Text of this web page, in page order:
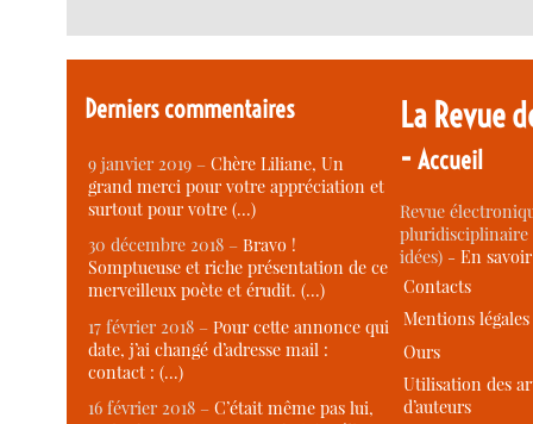
Derniers commentaires
9 janvier 2019 –Chère Liliane, Un
grand merci pour votre appréciation et
surtout pour votre (…)
30 décembre 2018 –Bravo !
Somptueuse et riche présentation de ce
merveilleux poète et érudit. (…)
17 février 2018 –Pour cette annonce qui
date, j’ai changé d’adresse mail :
contact : (…)
16 février 2018 –C’était même pas lui,
La Revue
-Accueil
Revue
idées) -En
Contacts
Mentions légales
Ours
Utilisation des
d’auteurs